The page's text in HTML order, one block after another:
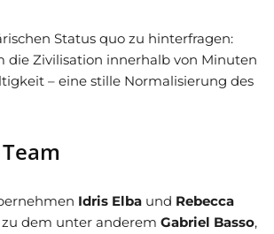
Status quo zu hinterfragen:
die Zivilisation innerhalb von Minuten
– eine stille Normalisierung des
Idris Elba und Rebecca
dem unter anderem Gabriel Basso,